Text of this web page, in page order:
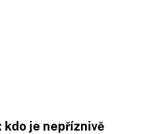
je nepříznivě